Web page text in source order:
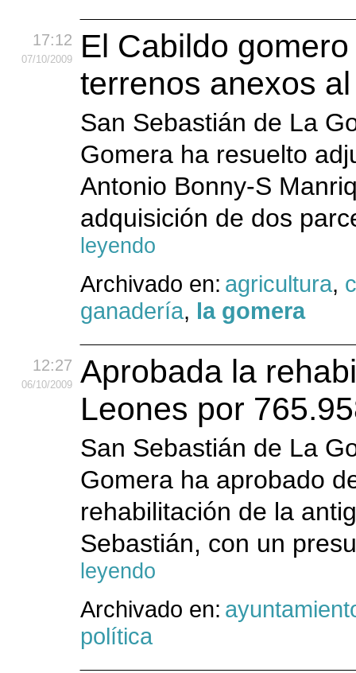
17:12
07/10/2009
El Cabildo
terrenos anexos
San Sebastián de La
Gomera ha resuelto
Antonio Bonny-S
adquisición de dos
leyendo
Archivado en: agricultura,
ganadería, la gomera
12:27
06/10/2009
Aprobada la
Leones por
San Sebastián de La
Gomera ha aprobado
rehabilitación de la
Sebastián, con un
leyendo
Archivado en:
política